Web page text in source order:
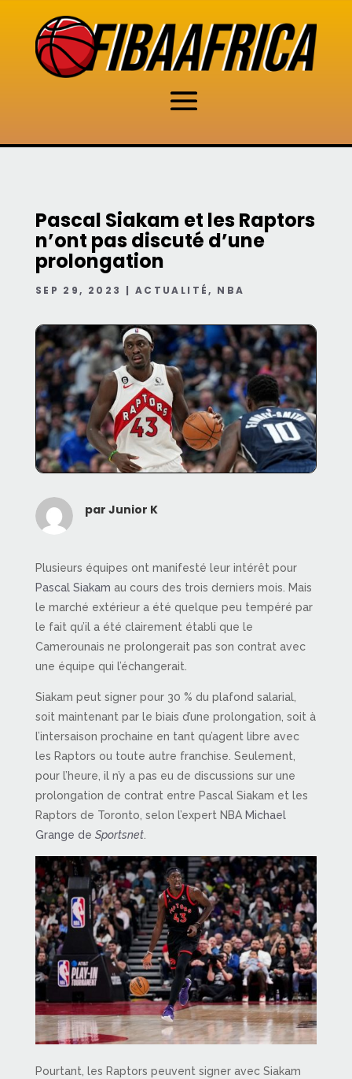
Pascal Siakam et les Raptors
n’ont pas discuté d’une
prolongation
SEP 29, 2023 | ACTUALITÉ, NBA
par Junior K
Plusieurs équipes ont manifesté leur intérêt pour
Pascal Siakam au cours des trois derniers mois. Mais
le marché extérieur a été quelque peu tempéré par
le fait qu’il a été clairement établi que le
Camerounais ne prolongerait pas son contrat avec
une équipe qui l’échangerait.
Siakam peut signer pour 30 % du plafond salarial,
soit maintenant par le biais d’une prolongation, soit à
l’intersaison prochaine en tant qu’agent libre avec
les Raptors ou toute autre franchise. Seulement,
pour l’heure, il n’y a pas eu de discussions sur une
prolongation de contrat entre Pascal Siakam et les
Raptors de Toronto, selon l’expert NBA Michael
Grange de Sportsnet.
Pourtant, les Raptors peuvent signer avec Siakam